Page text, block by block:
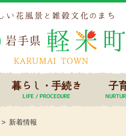
暮らし・手続き 子
新着情報